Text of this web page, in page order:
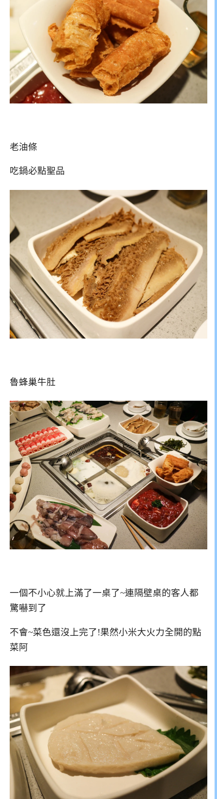
老油條
吃鍋必點聖品
魯蜂巢牛肚
一個不小心就上滿了一桌了~連隔壁桌的客人都
驚嚇到了
不會~菜色還沒上完了!果然小米大火力全開的點
菜阿